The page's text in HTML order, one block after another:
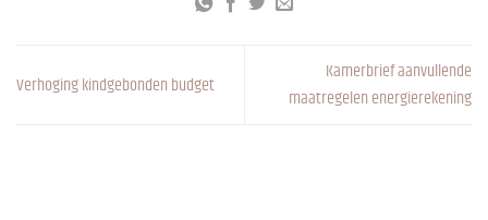
Verhoging kindgebonden budget
Kamerbrief aanvullende
maatregelen energierekening